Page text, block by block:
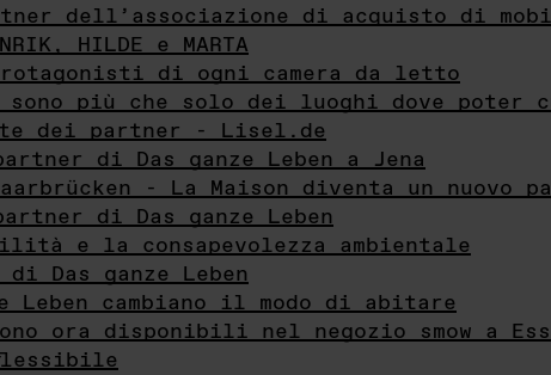
dell’associazione di acquisto di
HILDE e MARTA
i protagonisti di ogni camera da letto
sono più che solo dei luoghi dove poter
dei partner - Lisel.de
di Das ganze Leben a Jena
- La Maison diventa un nuovo
di Das ganze Leben
e la consapevolezza ambientale
Das ganze Leben
cambiano il modo di abitare
ora disponibili nel negozio smow a